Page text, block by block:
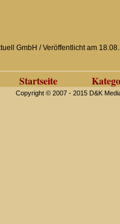
GmbH / Veröffentlicht am
Startseite
Copyright © 2007 - 2015 D&K